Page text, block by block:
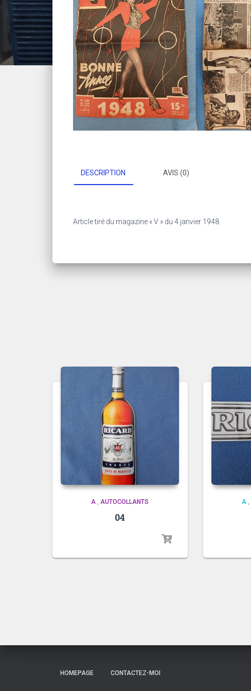
DESCRIPTION AVIS (0)
Article tiré du magazine « V » du 4 janvier 1948.
A AUTOCOLLANTS
04
A,
HOMEPAGE CONTACTEZ-MOI